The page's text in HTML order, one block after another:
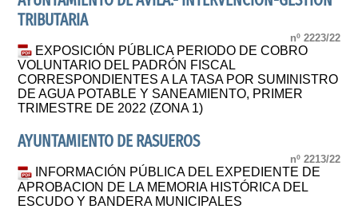
TRIBUTARIA
nº 2223/22
EXPOSICIÓN PÚBLICA PERIODO DE COBRO
VOLUNTARIO DEL PADRÓN FISCAL
CORRESPONDIENTES A LA TASA POR SUMINISTRO
DE AGUA POTABLE Y SANEAMIENTO, PRIMER
TRIMESTRE DE 2022 (ZONA 1)
AYUNTAMIENTO DE RASUEROS
nº 2213/22
INFORMACIÓN PÚBLICA DEL EXPEDIENTE DE
APROBACION DE LA MEMORIA HISTÓRICA DEL
ESCUDO Y BANDERA MUNICIPALES